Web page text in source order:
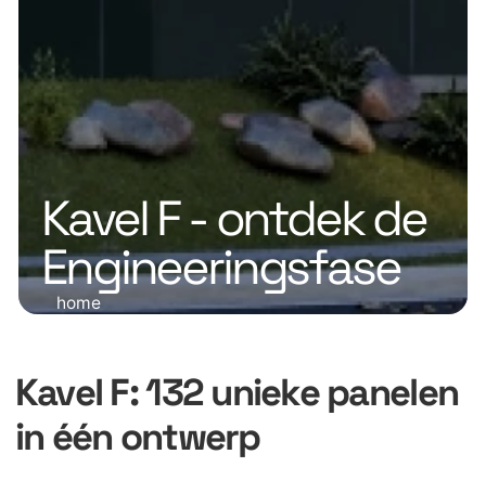
home
Kavel F - ontdek de
Engineeringsfase
Kavel F: 132 unieke panelen
in één ontwerp